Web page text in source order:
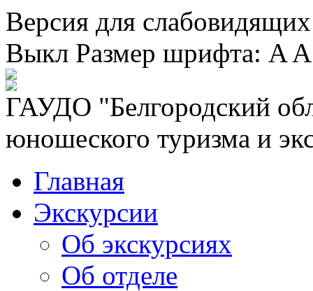
Версия для
Выкл Размер шрифта: A A
ГАУДО "Белгородский
юношеского туризма и
Главная
Экскурсии
Об экскурсиях
Об отделе